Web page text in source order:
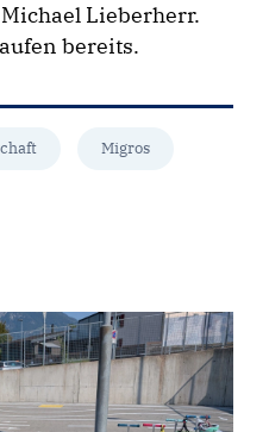
Lieberherr.
bereits.
Migros